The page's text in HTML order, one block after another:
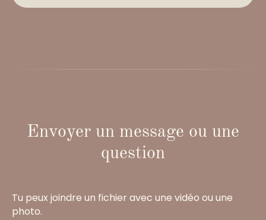
Envoyer un message ou une
question
Tu peux joindre un fichier avec une vidéo ou une
photo.